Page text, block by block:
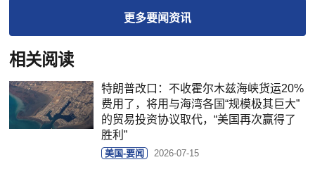
更多要闻资讯
相关阅读
特朗普改口：不收霍尔木兹海峡货运20%
费用了，将用与海湾各国“规模极其巨大”
的贸易投资协议取代，“美国再次赢得了
胜利”
美国-要闻 2026-07-15